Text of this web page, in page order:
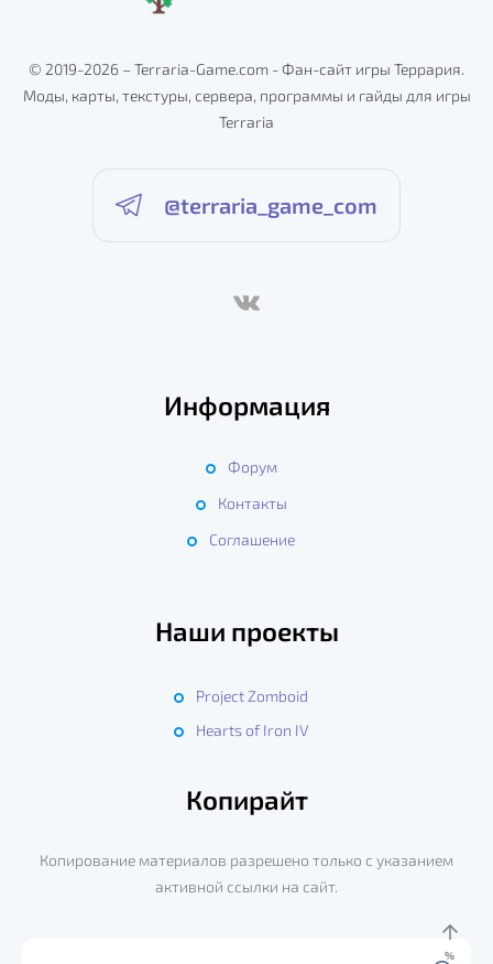
© 2019-2026 – Terraria-Game.com - Фан-сайт игры Террария.
Моды, карты, текстуры, сервера, программы и гайды для игры
Terraria
@terraria_game_com
Информация
Форум
Контакты
Соглашение
Наши проекты
Project Zomboid
Hearts of Iron IV
Копирайт
Копирование материалов разрешено только с указанием
активной ссылки на сайт.
%